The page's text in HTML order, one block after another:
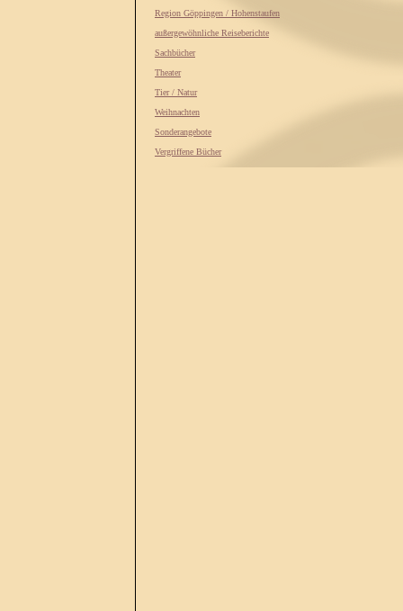
Region Göppingen / Hohenstaufen
außergewöhnliche Reiseberichte
Sachbücher
Theater
Tier / Natur
Weihnachten
Sonderangebote
Vergriffene Bücher